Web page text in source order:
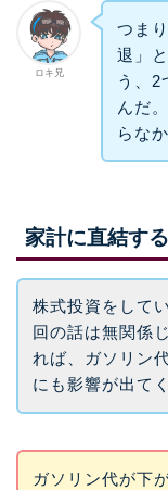
ロキ兄
つま
退」
う、2
んだ
らな
家計に直結す
株式投資をして
回の話は無関係
れば、ガソリン
にも影響が出て
ガソリン代が下